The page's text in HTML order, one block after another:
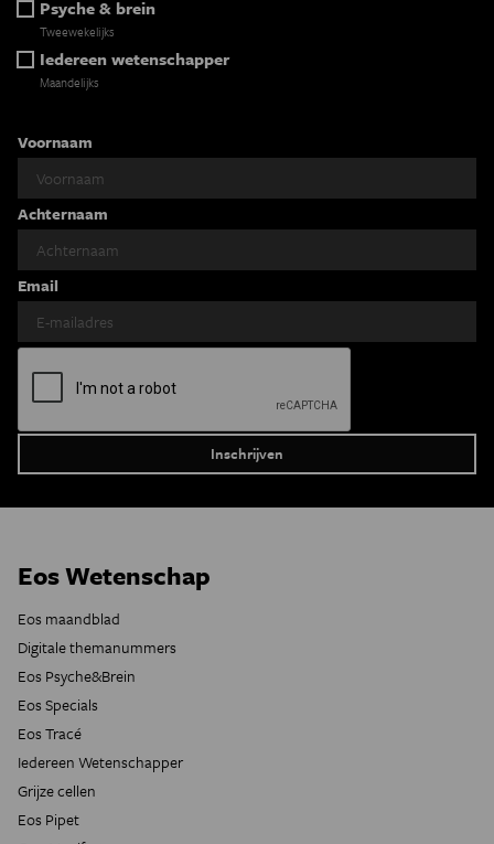
Psyche & brein
Tweewekelijks
Iedereen wetenschapper
Maandelijks
Voornaam
Achternaam
Email
Eos Wetenschap
Eos maandblad
Digitale themanummers
Eos Psyche&Brein
Eos Specials
Eos Tracé
Iedereen Wetenschapper
Grijze cellen
Eos Pipet